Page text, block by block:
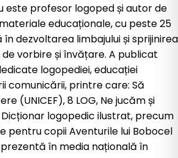
este profesor logoped și autor de
educaționale, cu peste 25
dezvoltarea limbajului și sprijinirea
vorbire și învățare. A publicat
logopediei, educației
comunicării, printre care: Să
(UNICEF), 8 LOG, Ne jucăm și
logopedic ilustrat, precum
pentru copii Aventurile lui Bobocel
prezentă în media națională în